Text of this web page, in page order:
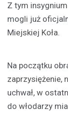
Z tym
mogli już
Miejskiej Koła.
Na początku
zaprzysiężenie,
uchwał, w
do włodarzy